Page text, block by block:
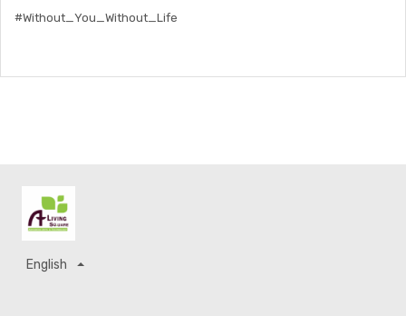
#Without_You_Without_Life
English